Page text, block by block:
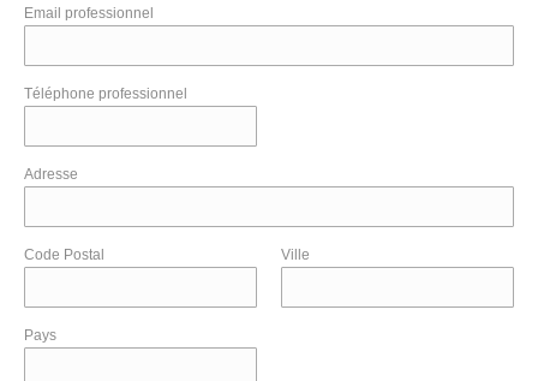
Email professionnel
Téléphone professionnel
Adresse
Code Postal Ville
Pays